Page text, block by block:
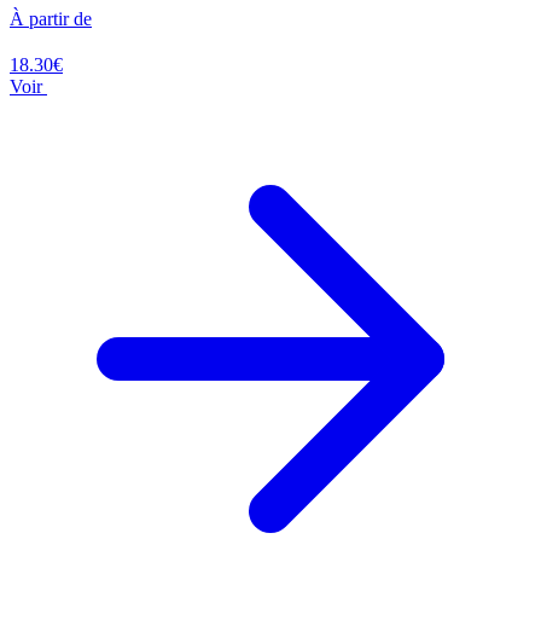
À partir de
18.30€
Voir